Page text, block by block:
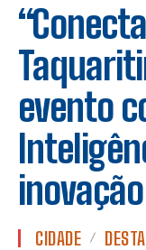
evento
CIDADE